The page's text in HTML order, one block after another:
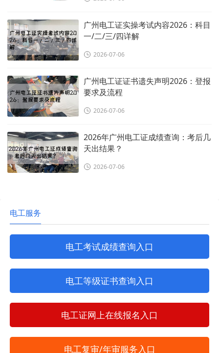
广州电工证实操考试内容2026：科目
一/二/三/四详解
2026-07-06
广州电工证证书遗失声明2026：登报
要求及流程
2026-07-06
2026年广州电工证成绩查询：考后几
天出结果？
2026-07-06
电工服务
电工考试成绩查询入口
电工等级证书查询入口
电工证网上在线报名入口
电工复审/年审服务入口